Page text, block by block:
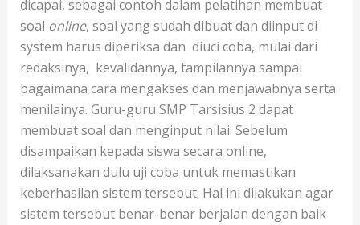
dicapai, sebagai contoh dalam pelatihan membuat
soal online, soal yang sudah dibuat dan diinput di
system harus diperiksa dan diuci coba, mulai dari
redaksinya, kevalidannya, tampilannya sampai
bagaimana cara mengakses dan menjawabnya serta
menilainya. Guru-guru SMP Tarsisius 2 dapat
membuat soal dan menginput nilai. Sebelum
disampaikan kepada siswa secara online,
dilaksanakan dulu uji coba untuk memastikan
keberhasilan sistem tersebut. Hal ini dilakukan agar
sistem tersebut benar-benar berjalan dengan baik